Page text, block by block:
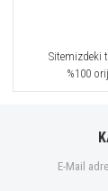
Sitemizdeki
%100
E-Mail